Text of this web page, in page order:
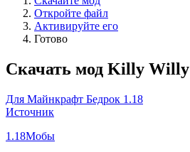
Откройте файл
Активируйте его
Готово
Скачать мод Killy Willy
Для Майнкрафт Бедрок 1.18
Источник
1.18Мобы